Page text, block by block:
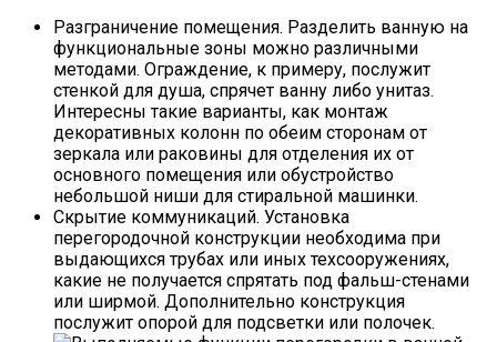
Разграничение помещения. Разделить ванную на
функциональные зоны можно различными
методами. Ограждение, к примеру, послужит
стенкой для душа, спрячет ванну либо унитаз.
Интересны такие варианты, как монтаж
декоративных колонн по обеим сторонам от
зеркала или раковины для отделения их от
основного помещения или обустройство
небольшой ниши для стиральной машинки.
Скрытие коммуникаций. Установка
перегородочной конструкции необходима при
выдающихся трубах или иных техсооружениях,
какие не получается спрятать под фальш-стенами
или ширмой. Дополнительно конструкция
послужит опорой для подсветки или полочек.